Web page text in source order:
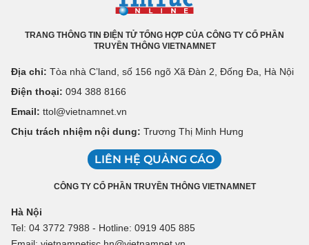
TRANG THÔNG TIN ĐIỆN TỬ TỔNG HỢP CỦA CÔNG TY CỔ PHẦN
TRUYỀN THÔNG VIETNAMNET
Địa chỉ: Tòa nhà C’land, số 156 ngõ Xã Đàn 2, Đống Đa, Hà Nội
Điện thoại: 094 388 8166
Email: ttol@vietnamnet.vn
Chịu trách nhiệm nội dung: Trương Thị Minh Hưng
LIÊN HỆ QUẢNG CÁO
CÔNG TY CỔ PHẦN TRUYỀN THÔNG VIETNAMNET
Hà Nội
Tel: 04 3772 7988 - Hotline: 0919 405 885